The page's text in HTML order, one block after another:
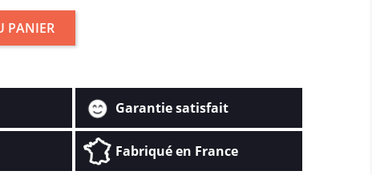
PANIER
Garantie satisfait
Fabriqué en France